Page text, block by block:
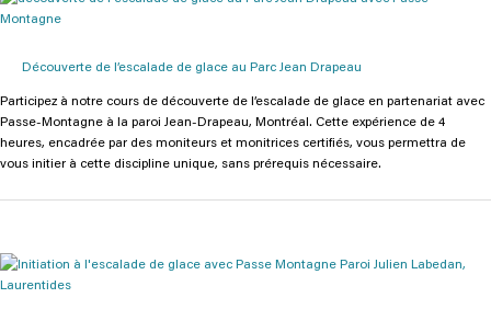
Découverte de l’escalade de glace au Parc Jean Drapeau
Participez à notre cours de découverte de l’escalade de glace en partenariat avec
Passe-Montagne à la paroi Jean-Drapeau, Montréal. Cette expérience de 4
heures, encadrée par des moniteurs et monitrices certifiés, vous permettra de
vous initier à cette discipline unique, sans prérequis nécessaire.